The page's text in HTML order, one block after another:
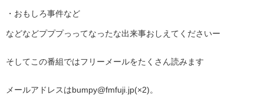
・おもしろ事件など
などなどプププっってなったな出来事おしえてくださいー
そしてこの番組ではフリーメールをたくさん読みます
メールアドレスはbumpy@fmfuji.jp(×2)。